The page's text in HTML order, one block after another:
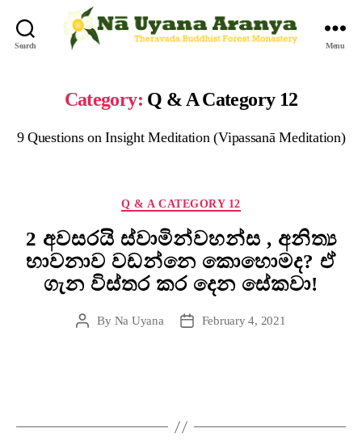
Search Menu
Category: Q & A Category 12
9 Questions on Insight Meditation (Vipassanā Meditation)
Q & A CATEGORY 12
2 අවසරයි ස්වාමින්වහන්ස , අනිත්‍ය
භාවනාව වඩන්නෙ කොහොමද? ඒ
ගැන විස්තර කර දෙන සේකවා!
By Na Uyana February 4, 2021